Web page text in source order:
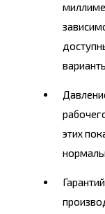
этих